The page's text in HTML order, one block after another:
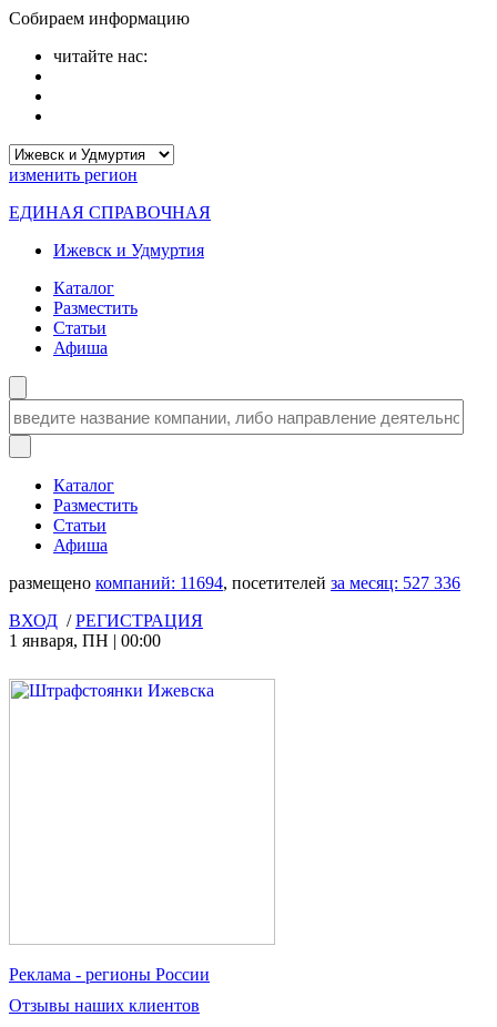
Собираем информацию
читайте нас:
изменить регион
ЕДИНАЯ СПРАВОЧНАЯ
Ижевск и Удмуртия
Каталог
Разместить
Статьи
Афиша
Каталог
Разместить
Статьи
Афиша
размещено компаний: 11694, посетителей за месяц: 527 336
ВХОД /РЕГИСТРАЦИЯ
1 января, ПН | 00:00
Реклама - регионы России
Отзывы наших клиентов